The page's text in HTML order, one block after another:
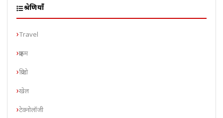
श्रेणियाँ
Travel
क्राइम
क्रिप्टो
खेल
टेक्नोलॉजी